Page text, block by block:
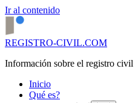
Ir al contenido
REGISTRO-CIVIL.COM
Información sobre el registro civil
Inicio
Qué es?